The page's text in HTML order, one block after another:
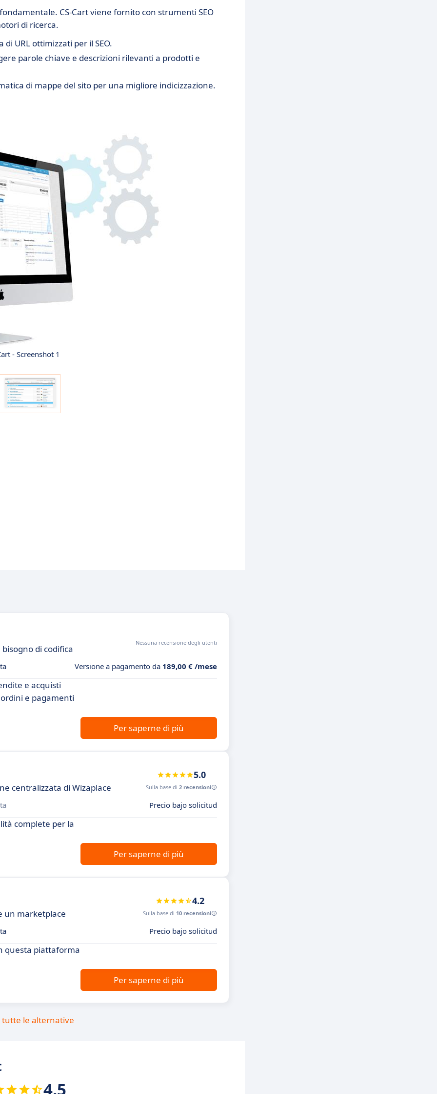
CS-Cart viene fornito con strumenti SEO
di ricerca.
URL ottimizzati per il SEO.
parole chiave e descrizioni rilevanti a prodotti e
di mappe del sito per una migliore indicizzazione.
- Screenshot 1
di codifica
Nessuna recensione degli utenti
Versione a pagamento da 189,00 € /mese
e acquisti
e pagamenti
Per saperne di più
centralizzata di Wizaplace
5.0
Sulla base di 2 recensioni
Precio bajo solicitud
complete per la
Per saperne di più
un marketplace
4.2
Sulla base di 10 recensioni
Precio bajo solicitud
questa piattaforma
Per saperne di più
tutte le alternative
4.5